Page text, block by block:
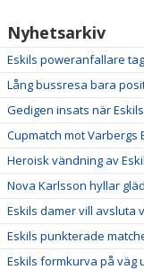
Nyhetsarkiv
Eskils poweranfallare
Lång bussresa bara
Gedigen insats när
Cupmatch mot Varbergs
Heroisk vändning av
Nova Karlsson hyllar
Eskils damer vill avsluta
Eskils punkterade
Eskils formkurva på väg